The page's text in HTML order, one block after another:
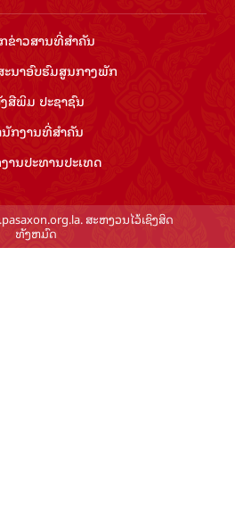
ຂ່າວ​ສານ​ທີ່​ສຳ​ຄັນ​
ະນາອົບຮົມ​ສູນ​ກາງ​ພັກ
ສືພິມ ປະ​ຊາ​ຊົນ
ນັກ​ງານ​ທີ່​ສຳ​ຄັນ
ານ​ປະ​ທານ​ປະ​ເທດ
ສະຫງວນໄວ້ເຊິງສິດ
ທັງຫມົດ